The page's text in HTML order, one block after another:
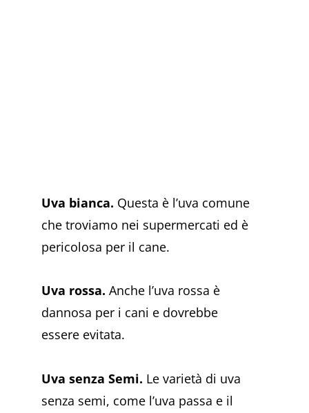
Uva bianca. Questa è l’uva comune
che troviamo nei supermercati ed è
pericolosa per il cane.
Uva rossa. Anche l’uva rossa è
dannosa per i cani e dovrebbe
essere evitata.
Uva senza Semi. Le varietà di uva
senza semi, come l’uva passa e il